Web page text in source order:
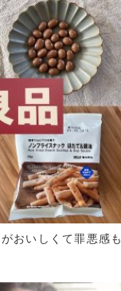
おいしくて罪悪感